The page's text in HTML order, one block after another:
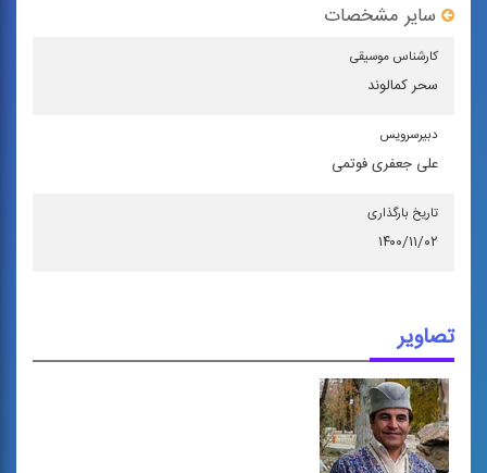
سایر مشخصات
كارشناس موسیقی
سحر کمالوند
دبیرسرویس
علی جعفری فوتمی
تاریخ بارگذاری
۱۴۰۰/۱۱/۰۲
تصاویر